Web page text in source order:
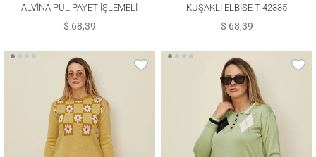
ALVİNA PUL PAYET İŞLEMELİ
ELBİSE T 42436
$ 68,39
KUŞAKLI ELBİSE T 42335
$ 68,39